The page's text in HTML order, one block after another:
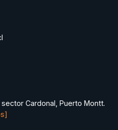
sector Cardonal, Puerto Montt.